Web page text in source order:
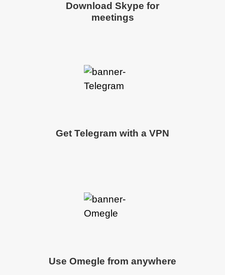
Download Skype for
meetings
Get Telegram with a VPN
Use Omegle from anywhere